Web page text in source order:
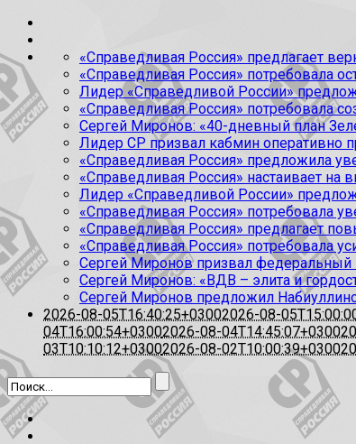
«Справедливая Россия» предлагает
«Справедливая Россия» потребовала
Лидер «Справедливой России»
«Справедливая Россия» потребовала
Сергей Миронов: «40-дневный план
Лидер СР призвал кабмин оперативно
«Справедливая Россия» предложила
«Справедливая Россия» настаивает на
Лидер «Справедливой России»
«Справедливая Россия» потребовала
«Справедливая Россия» предлагает
«Справедливая Россия» потребовала
Сергей Миронов призвал федеральный
Сергей Миронов: «ВДВ – элита и
Сергей Миронов предложил
2026-08-05T16:40:25+03002026-08-
04T16:00:54+03002026-08-04T14:45:07+0300
03T10:10:12+03002026-08-02T10:00:39+0300